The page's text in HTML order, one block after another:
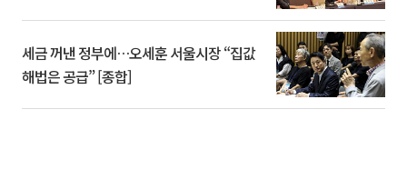
세금 꺼낸 정부에…오세훈 서울시장 “집값
해법은 공급” [종합]